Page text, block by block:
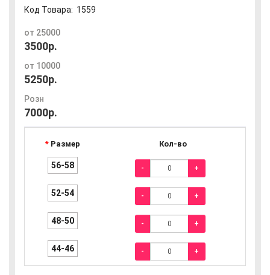
Код Товара: 1559
от 25000
3500р.
от 10000
5250р.
Розн
7000р.
Размер Кол-во
56-58 - +
52-54 - +
48-50 - +
44-46 - +